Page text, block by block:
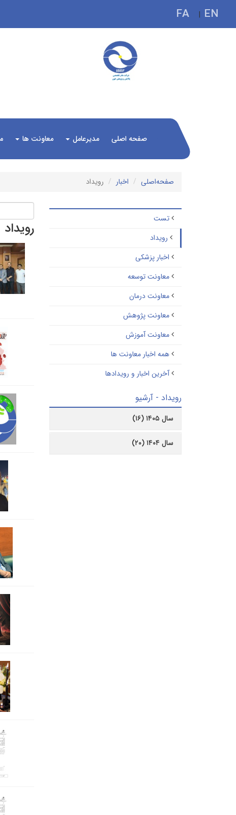
EN
|
FA
صفحه اصلی مدیرعامل معاونت ها
صفحه‌اصلی اخبار رویداد
رویداد
تست
رویداد
اخبار پزشکی
معاونت توسعه
معاونت درمان
معاونت پژوهش
معاونت آموزش
همه اخبار معاونت ها
آخرین اخبار و رویدادها
رویداد - آرشیو
سال ۱۴۰۵ (۱۶)
سال ۱۴۰۴ (۲۰)